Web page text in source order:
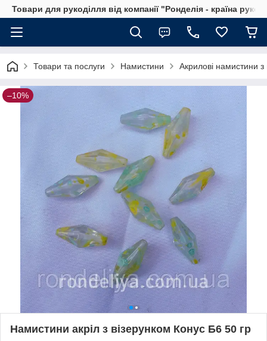
Товари для рукоділля від компанії "Ронделія - країна
Товари та послуги Намистини Акрилові намистини з
–10%
Намистини акріл з візерунком Конус Б6 50 гр